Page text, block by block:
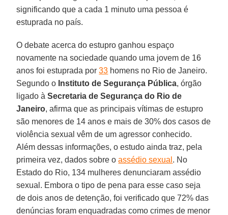
significando que a cada 1 minuto uma pessoa é
estuprada no país.
O debate acerca do estupro ganhou espaço
novamente na sociedade quando uma jovem de 16
anos foi estuprada por33 homens no Rio de Janeiro.
Segundo o Instituto de Segurança Pública, órgão
ligado àSecretaria de Segurança do Rio de
Janeiro, afirma que as principais vítimas de estupro
são menores de 14 anos e mais de 30% dos casos de
violência sexual vêm de um agressor conhecido.
Além dessas informações, o estudo ainda traz, pela
primeira vez, dados sobre oassédio sexual . No
Estado do Rio, 134 mulheres denunciaram assédio
sexual. Embora o tipo de pena para esse caso seja
de dois anos de detenção, foi verificado que 72% das
denúncias foram enquadradas como crimes de menor